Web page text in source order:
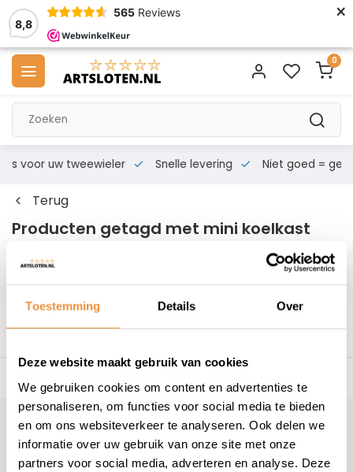
Toestemming Details Over
Deze website maakt gebruik van cookies
We gebruiken cookies om content en advertenties te
personaliseren, om functies voor social media te bieden
en om ons websiteverkeer te analyseren. Ook delen we
informatie over uw gebruik van onze site met onze
partners voor social media, adverteren en analyse. Deze
8,8
565 Reviews ×
0
voor uw tweewieler Snelle levering Niet goed = geld
Terug
Producten getagd met mini koelkast
Filters
Klantenservice
Veelgestelde vragen